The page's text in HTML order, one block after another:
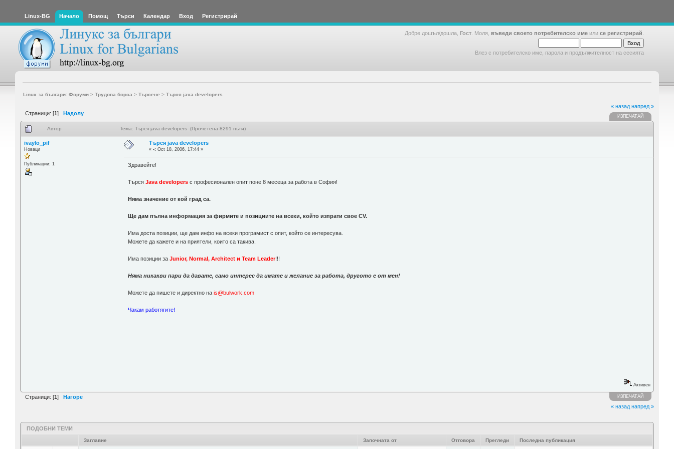
Linux-BG Начало Помощ Търси Календар Вход Регистрирай
Добре дошъл/дошла, Гост . Моля, въведи своето потребителско име или се регистрирай
Влез с потребителско име, парола и продължителност на сесията
Linux за българи: Форуми> Трудова борса > Търсене > Търся java developers
Страници: [1] Надолу
« назад напред »
ИЗПЕЧАТАЙ
Автор Тема: Търся java developers (Прочетена 8291 пъти)
ivaylo_pif
Новаци
Публикации: 1
Търся java developers
«-: Oct 18, 2006, 17:44 »
Здравейте!
ТърсяJava developers с професионален опит поне 8 месеца за работа в София!
Няма значение от кой град са.
Ще дам пълна информация за фирмите и позициите на всеки, който изпрати свое CV.
Има доста позиции, ще дам инфо на всеки програмист с опит, който се интересува.
Можете да кажете и на приятели, които са такива.
Има позиции заJunior, Normal, Architect и Team Leader!!!
Няма никакви пари да давате, само интерес да имате и желание за работа, другото е от мен!
Можете да пишете и директно наis@bulwork.com
Чакам работягите!
Активен
Страници: [1] Нагоре ИЗПЕЧАТАЙ
« назад напред »
ПОДОБНИ ТЕМИ
Заглавие Започната от Отговора Прегледи Последна публикация